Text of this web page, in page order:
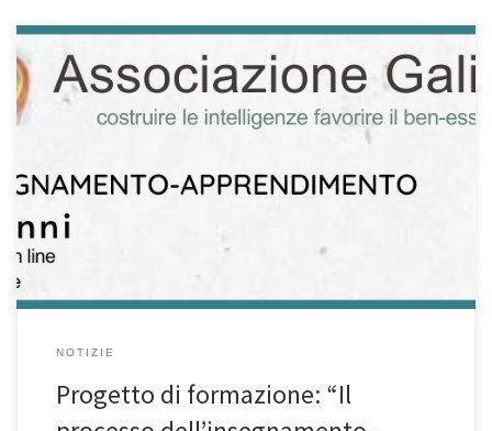
1. Inquadramento e finalità Il corso si rivolge ai docenti della
Scuola dell’Infanzia e della Scuola Primaria. L’obiettivo centrale è
diverse funzioni/intelligenze del bambino, declinandole in azioni
educative e didattiche concrete, definite come “buone pratiche”.
Il progetto pone al centro la continuità curricolare […]
NOTIZIE
Progetto di formazione: “Il